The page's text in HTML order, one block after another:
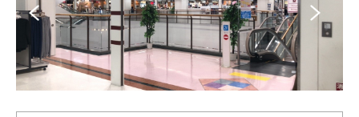
Pre
vio
Ne
xt